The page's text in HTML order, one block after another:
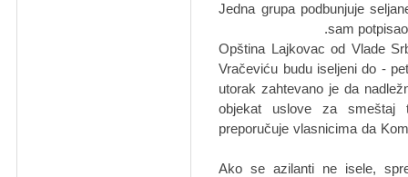
- Jedna grupa podbunjuje
sam
Opština Lajkovac od Vlade
Vračeviću budu iseljeni do -
utorak zahtevano je da
objekat uslove za smeštaj
preporučuje vlasnicima da
- Ako se azilanti ne isele,